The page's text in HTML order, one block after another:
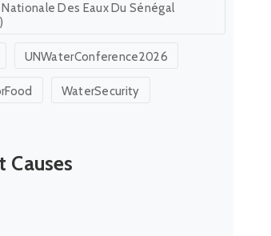
Des Eaux Du Sénégal
UNWaterConference2026
WaterSecurity
Causes